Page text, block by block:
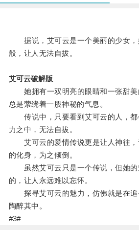
据说，艾可云是一个美丽的少女，
般，让人无法自拔。
艾可云破解版
她拥有一双明亮的眼睛和一张甜美
总是萦绕着一股神秘的气息。
传说中，只要看到艾可云的人，都
力之中，无法自拔。
艾可云的爱情传说更是让人神往，
的化身，为之倾倒。
虽然艾可云只是一个传说，但她的
的，让人永远难以忘怀。
探寻艾可云的魅力，仿佛就是在追
陶醉其中。
#3#